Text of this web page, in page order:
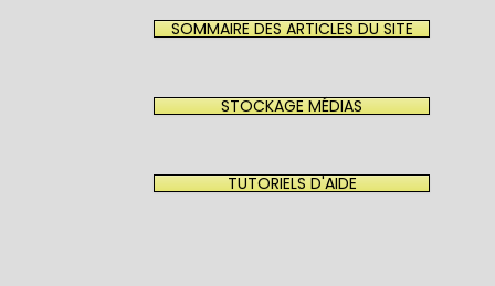
SOMMAIRE DES ARTICLES DU SITE
STOCKAGE MÉDIAS
TUTORIELS D'AIDE